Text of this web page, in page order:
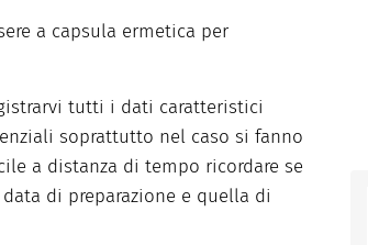
a capsula ermetica per
tutti i dati caratteristici
soprattutto nel caso si fanno
a distanza di tempo ricordare se
di preparazione e quella di